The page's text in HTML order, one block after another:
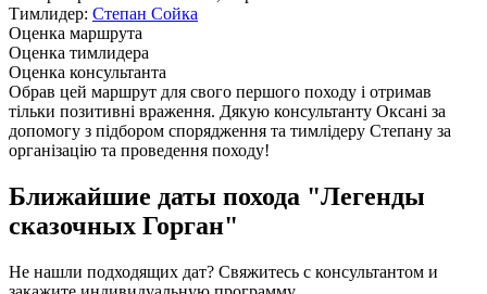
Тимлидер: Степан Сойка
Оценка маршрута
Оценка тимлидера
Оценка консультанта
Обрав цей маршрут для свого першого походу і отримав
тільки позитивні враження. Дякую консультанту Оксані за
допомогу з підбором спорядження та тимлідеру Степану за
організацію та проведення походу!
Ближайшие даты похода "Легенды
сказочных Горган"
Не нашли подходящих дат? Свяжитесь с консультантом и